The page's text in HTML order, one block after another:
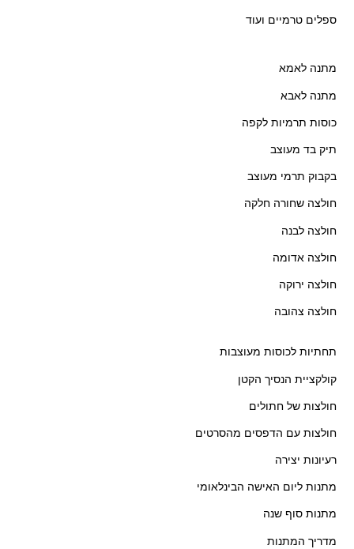
ספלים טרמיים ועוד
מתנה לאמא
מתנה לאבא
כוסות תרמיות לקפה
תיק בד מעוצב
בקבוק תרמי מעוצב
חולצה שחורה חלקה
חולצה לבנה
חולצה אדומה
חולצה ירוקה
חולצה צהובה
תחתיות לכוסות מעוצבות
קולקציית הנסיך הקטן
חולצות של חתולים
חולצות עם הדפסים מהסרטים
רעיונות יצירה
מתנות ליום האישה הבינלאומי
מתנות סוף שנה
מדריך המתנות